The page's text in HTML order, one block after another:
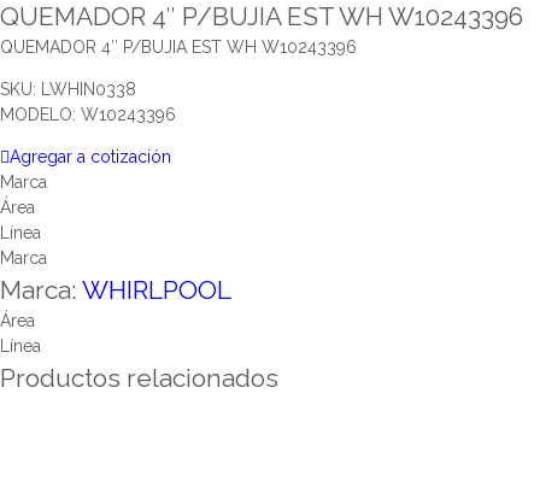
QUEMADOR 4″ P/BUJIA EST WH W10243396
QUEMADOR 4″ P/BUJIA EST WH W10243396
SKU: LWHIN0338
MODELO: W10243396
Agregar a cotización
Marca
Área
Línea
Marca
Marca: WHIRLPOOL
Área
Línea
Productos relacionados